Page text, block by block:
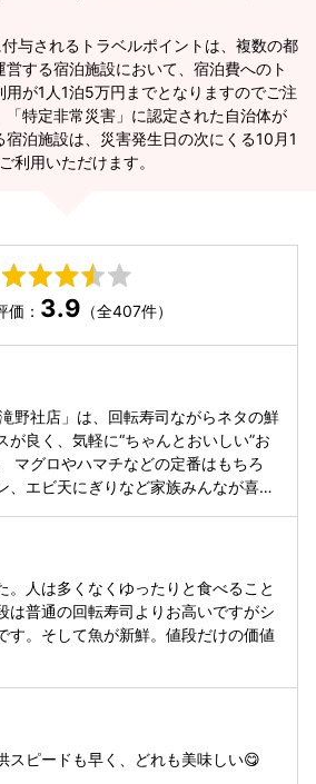
与されるトラベルポイントは、複数の都
する宿泊施設において、宿泊費へのト
用が1人1泊5万円までとなりますのでご注
「特定非常災害」に認定された自治体が
宿泊施設は、災害発生日の次にくる10月1
利用いただけます。
価： 3.9 （全407件）
野社店」は、回転寿司ながらネタの鮮
が良く、気軽に“ちゃんとおいしい”お
マグロやハマチなどの定番はもちろ
、エビ天にぎりなど家族みんなが喜ぶ
で「今日は寿司でお腹いっぱいになり
一軒です。
。人は多くなくゆったりと食べること
は普通の回転寿司よりお高いですがシ
す。そして魚が新鮮。値段だけの価値
スピードも早く、どれも美味しい😋